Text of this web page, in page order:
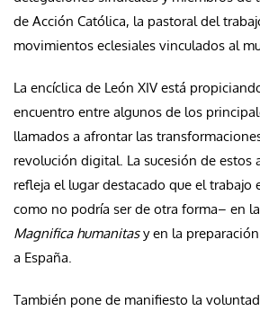
de Acción Católica, la pastoral del
movimientos eclesiales vinculados al
La encíclica de León XIV está
encuentro entre algunos de los
llamados a afrontar las
revolución digital. La sucesión de estos
refleja el lugar destacado que el trabajo
como no podría ser de otra forma– en
Magnifica humanitasy en la
a España.
También pone de manifiesto la